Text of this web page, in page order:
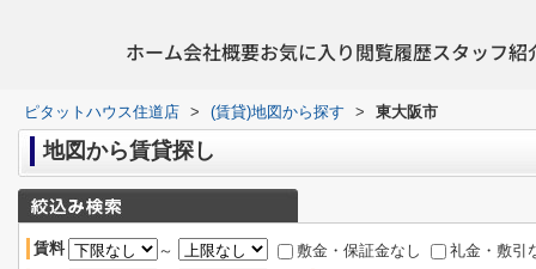
ホーム会社概要お気に入り閲覧履歴スタッフ紹
ピタットハウス住道店 > (賃貸)地図から探す > 東大阪市
地図から賃貸探し
賃料 ～ 敷金・保証金なし
礼金・敷引